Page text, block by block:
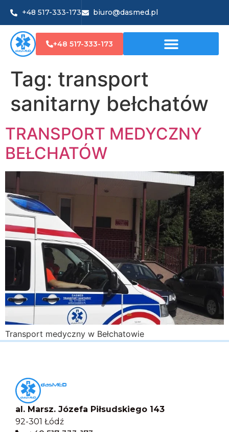
+48 517-333-173 biuro@dasmed.pl
+48 517-333-173
Tag: transport
sanitarny bełchatów
TRANSPORT MEDYCZNY
BEŁCHATÓW
Transport medyczny w Bełchatowie
al. Marsz. Józefa Piłsudskiego 143
92-301 Łódź